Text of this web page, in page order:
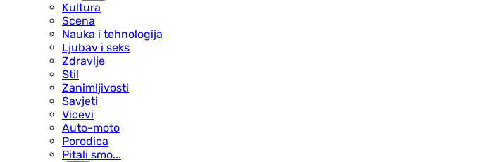
Kultura
Scena
Nauka i tehnologija
Ljubav i seks
Zdravlje
Stil
Zanimljivosti
Savjeti
Vicevi
Auto-moto
Porodica
Pitali smo...